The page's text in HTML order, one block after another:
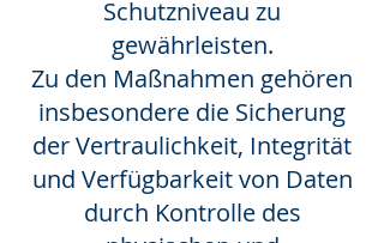
Schutzniveau zu
gewährleisten.
Zu den Maßnahmen gehören
insbesondere die Sicherung
der Vertraulichkeit, Integrität
und Verfügbarkeit von Daten
durch Kontrolle des